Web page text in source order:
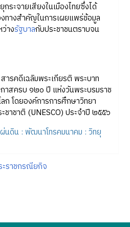
ระจายเสียงในเมืองไทยซึ่งได้
ทางสำคัญในการเผยแพร่ข้อมูล
างรัฐบาลกับประชาชนตราบจน
ารคดีเฉลิมพระเกียรติ พระบาท
าสครบ ๑๒๐ ปี แห่งวันพระบรมราช
โดยองค์การการศึกษาวิทยา
าชาติ (UNESCO) ประจำปี ๒๕๕๖
นดิน : พัฒนาโทรคมนาคม : วิทยุ
ะราชกรณียกิจ